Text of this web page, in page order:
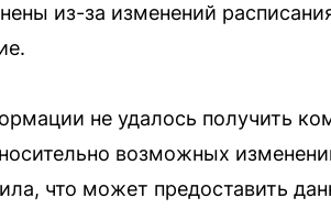
из-за изменений
не удалось получить
возможных
что может предоставить